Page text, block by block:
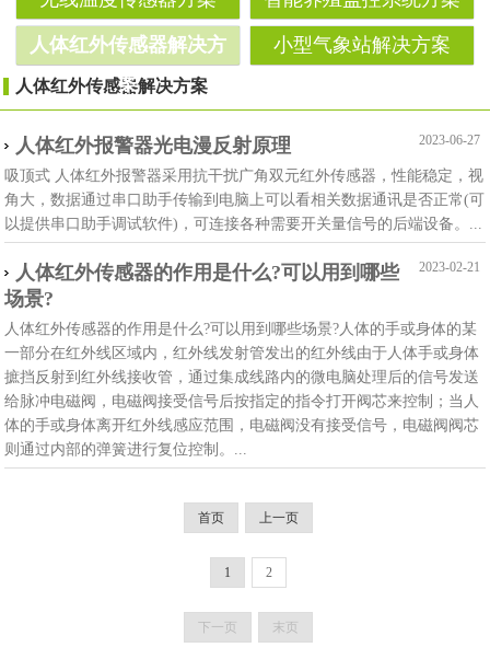
人体红外传感器解决方
案
小型气象站解决方案
人体红外传感器解决方案
2023-06-27
人体红外报警器光电漫反射原理
吸顶式 人体红外报警器采用抗干扰广角双元红外传感器，性能稳定，视
角大，数据通过串口助手传输到电脑上可以看相关数据通讯是否正常(可
以提供串口助手调试软件)，可连接各种需要开关量信号的后端设备。...
2023-02-21
人体红外传感器的作用是什么?可以用到哪些
场景?
人体红外传感器的作用是什么?可以用到哪些场景?人体的手或身体的某
一部分在红外线区域内，红外线发射管发出的红外线由于人体手或身体
摭挡反射到红外线接收管，通过集成线路内的微电脑处理后的信号发送
给脉冲电磁阀，电磁阀接受信号后按指定的指令打开阀芯来控制；当人
体的手或身体离开红外线感应范围，电磁阀没有接受信号，电磁阀阀芯
则通过内部的弹簧进行复位控制。...
首页 上一页
1 2
下一页 末页